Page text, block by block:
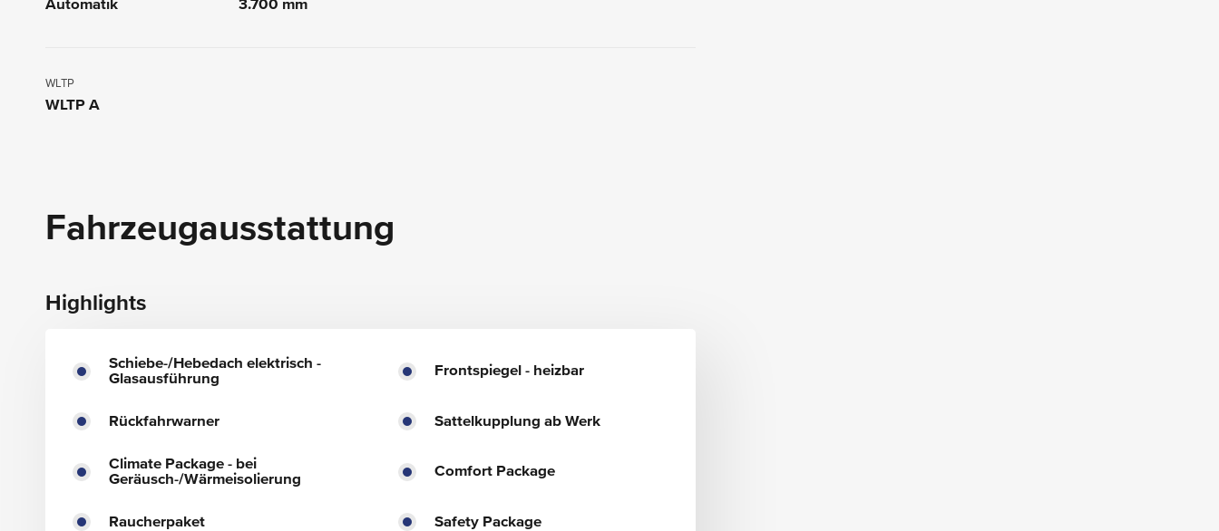
Automatik 3.700 mm
WLTP
WLTP A
Fahrzeugausstattung
Highlights
Schiebe-/Hebedach elektrisch -
Glasausführung
Frontspiegel - heizbar
Rückfahrwarner Sattelkupplung ab Werk
Climate Package - bei
Geräusch-/Wärmeisolierung
Comfort Package
Raucherpaket Safety Package